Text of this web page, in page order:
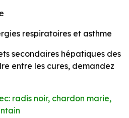
respiratoires et asthme
secondaires hépatiques des
entre les cures, demandez
radis noir, chardon marie,